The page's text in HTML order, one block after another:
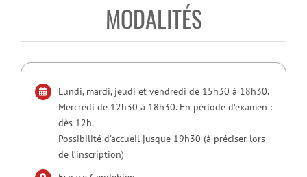
MODALITÉS
Lundi, mardi, jeudi et vendredi de 15h30 à 18h30.
Mercredi de 12h30 à 18h30. En période d’examen :
dès 12h.
Possibilité d’accueil jusque 19h30 (à préciser lors
de l’inscription)